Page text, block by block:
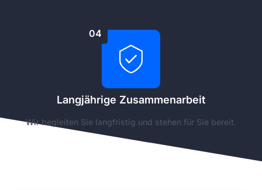
04
Langjährige Zusammenarbeit
Wir begleiten Sie langfristig und stehen für Sie bereit.